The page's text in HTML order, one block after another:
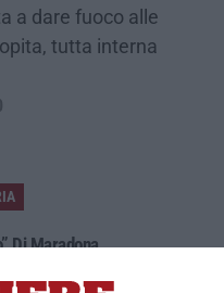
a dare fuoco alle
tutta interna
Di Maradona